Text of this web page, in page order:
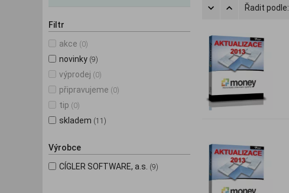
Filtr
akce (0)
novinky (9)
výprodej (0)
připravujeme (0)
tip (0)
skladem (11)
Výrobce
CÍGLER SOFTWARE, a.s. (9)
Řadit podle: